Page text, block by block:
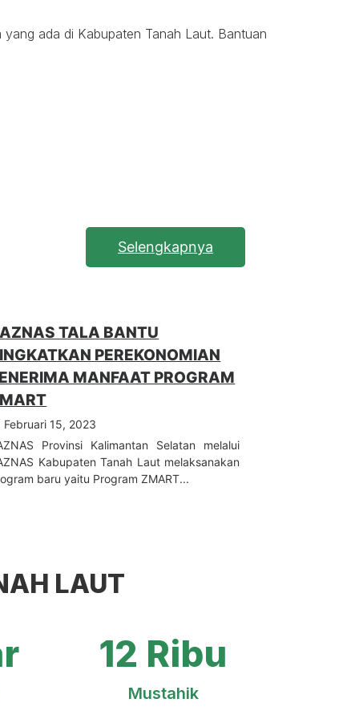
ada di Kabupaten Tanah Laut. Bantuan
Selengkapnya
TALA BANTU
PEREKONOMIAN
MANFAAT PROGRAM
Februari 15, 2023
Provinsi Kalimantan Selatan melalui
Kabupaten Tanah Laut melaksanakan
baru yaitu Program ZMART...
LAUT
12 Ribu
Mustahik